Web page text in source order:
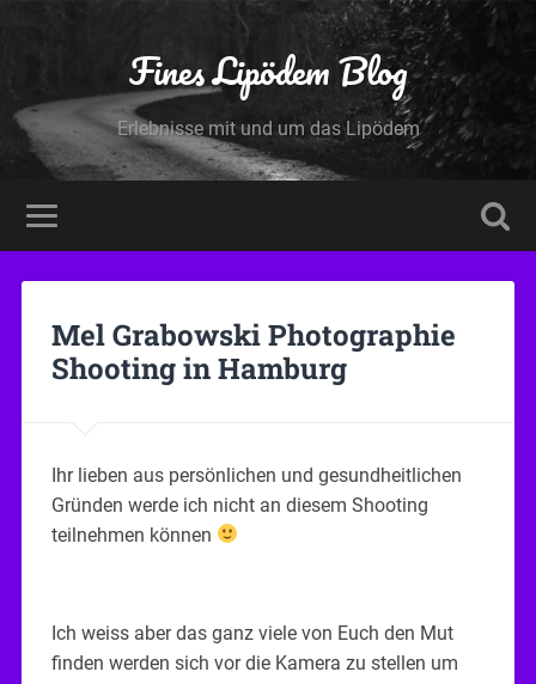
Fines Lipödem Blog
Erlebnisse mit und um das Lipödem
Mel Grabowski Photographie
Shooting in Hamburg
Ihr lieben aus persönlichen und gesundheitlichen
Gründen werde ich nicht an diesem Shooting
teilnehmen können
Ich weiss aber das ganz viele von Euch den Mut
finden werden sich vor die Kamera zu stellen um